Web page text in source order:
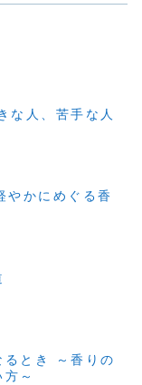
な人、苦手な人
かにめぐる香
とき ～香りの
～